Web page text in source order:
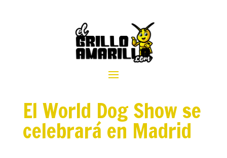
El World Dog Show se
celebrará en Madrid